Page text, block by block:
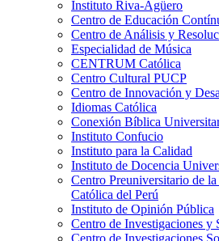
Instituto Riva-Agüero
Centro de Educación
Centro de Análisis y
Especialidad de Música
CENTRUM Católica
Centro Cultural PUCP
Centro de Innovación y
Idiomas Católica
Conexión Bíblica
Instituto Confucio
Instituto para la Calidad
Instituto de Docencia
Centro Preuniversitario de
Católica del Perú
Instituto de Opinión Pública
Centro de Investigaciones y
Centro de Investigaciones